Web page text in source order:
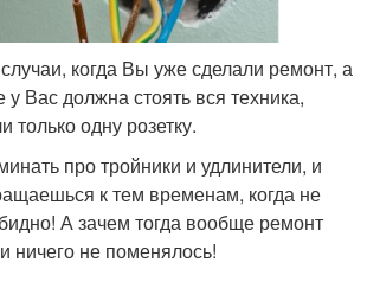
когда Вы уже сделали ремонт, а
у Вас должна стоять вся техника,
только одну розетку.
про тройники и удлинители, и
к тем временам, когда не
А зачем тогда вообще ремонт
ничего не поменялось!